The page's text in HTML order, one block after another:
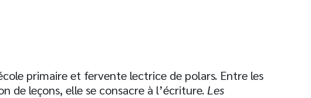
primaire et fervente lectrice de polars. Entre les
de leçons, elle se consacre à l’écriture. Les